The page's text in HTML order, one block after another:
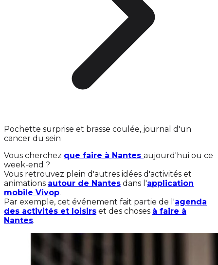
Pochette surprise et brasse coulée, journal d'un
cancer du sein
Vous cherchez que faire à Nantes aujourd'hui ou ce
week-end ?
Vous retrouvez plein d'autres idées d'activités et
animations autour de Nantes dans l'application
mobile Vivop.
Par exemple, cet événement fait partie de l'agenda
des activités et loisirs et des choses à faire à
Nantes.